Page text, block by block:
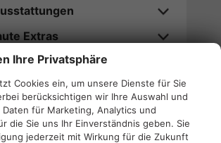
Extras
Wir rufen Sie an
Ihre Privatsphäre
Cookies ein, um unsere Dienste für Sie
berücksichtigen wir Ihre Auswahl und
für Marketing, Analytics und
die Sie uns Ihr Einverständnis geben. Sie
jederzeit mit Wirkung für die Zukunft